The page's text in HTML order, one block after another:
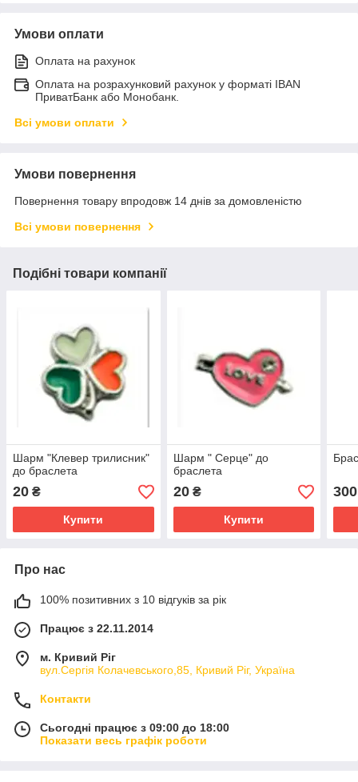
Умови оплати
Оплата на рахунок
Оплата на розрахунковий рахунок у форматі IBAN
ПриватБанк або Монобанк.
Всі умови оплати
Умови повернення
Повернення товару впродовж 14 днів за домовленістю
Всі умови повернення
Подібні товари компанії
Шарм "Клевер трилисник"
до браслета
20 ₴
Купити
Шарм " Серце" до
браслета
20₴
Купити
300
Про нас
100% позитивних з 10 відгуків за рік
Працює з 22.11.2014
м. Кривий Ріг
вул.Сергія Колачевського,85, Кривий Ріг, Україна
Контакти
Сьогодні працює з 09:00 до 18:00
Показати весь графік роботи